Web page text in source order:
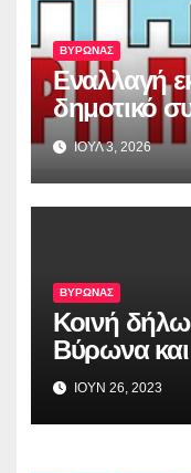
ΒΥΡΩΝΑΣ
Εναλλαγή
δημοτικό
ΙΟΥΛ 3, 2026
ΒΥΡΩΝΑΣ
Κοινή
Βύρωνα
την
σχετικά με
ΙΟΥΝ 26, 2023